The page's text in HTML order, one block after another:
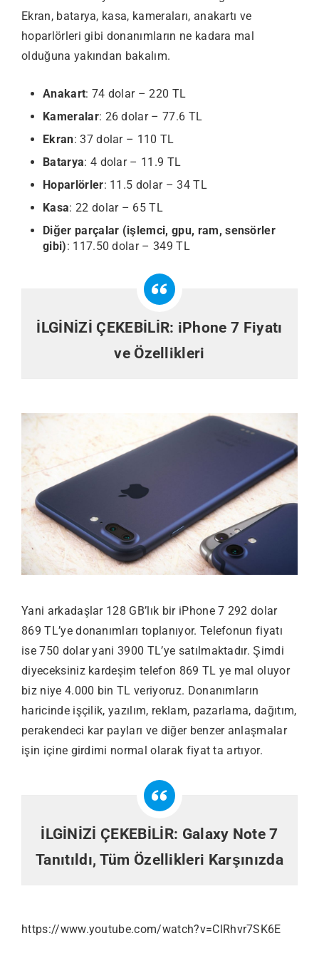
Ekran, batarya, kasa, kameraları, anakartı ve
hoparlörleri gibi donanımların ne kadara mal
olduğuna yakından bakalım.
Anakart: 74 dolar – 220 TL
Kameralar: 26 dolar – 77.6 TL
Ekran: 37 dolar – 110 TL
Batarya: 4 dolar – 11.9 TL
Hoparlörler: 11.5 dolar – 34 TL
Kasa: 22 dolar – 65 TL
Diğer parçalar (işlemci, gpu, ram, sensörler
gibi): 117.50 dolar – 349 TL
İLGİNİZİ ÇEKEBİLİR: iPhone 7 Fiyatı
ve Özellikleri
Yani arkadaşlar 128 GB’lık bir iPhone 7 292 dolar
869 TL’ye donanımları toplanıyor. Telefonun fiyatı
ise 750 dolar yani 3900 TL’ye satılmaktadır. Şimdi
diyeceksiniz kardeşim telefon 869 TL ye mal oluyor
biz niye 4.000 bin TL veriyoruz. Donanımların
haricinde işçilik, yazılım, reklam, pazarlama, dağıtım,
perakendeci kar payları ve diğer benzer anlaşmalar
işin içine girdimi normal olarak fiyat ta artıyor.
İLGİNİZİ ÇEKEBİLİR: Galaxy Note 7
Tanıtıldı, Tüm Özellikleri Karşınızda
https://www.youtube.com/watch?v=ClRhvr7SK6E